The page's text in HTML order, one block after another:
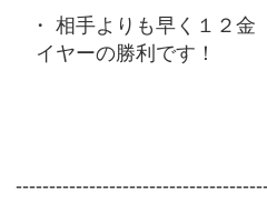
相手よりも早く１２金
イヤーの勝利です！